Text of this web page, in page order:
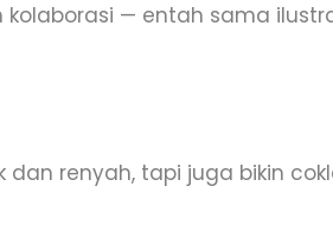
— entah sama
dan renyah, tapi juga bikin